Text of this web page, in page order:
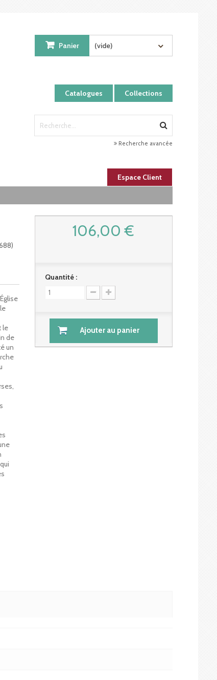
Catalogues Collections
Panier (vide)
Recherche avancée
Espace Client
le
de
un
106,00 €
Quantité :
Ajouter au panier